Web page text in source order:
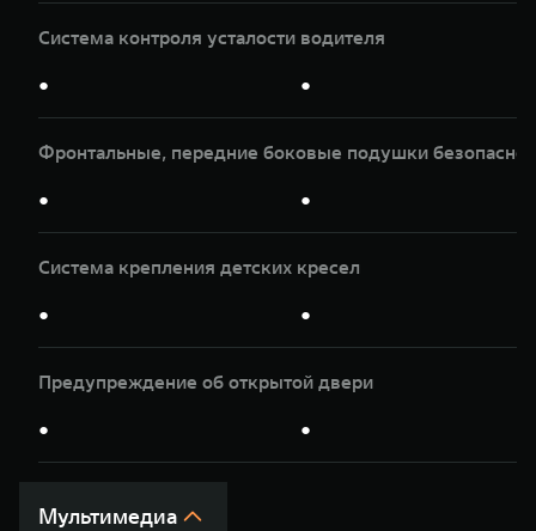
Система контроля усталости водителя
● ●
Фронтальные, передние боковые подушки
● ●
Система крепления детских кресел
● ●
Предупреждение об открытой двери
● ●
Мультимедиа